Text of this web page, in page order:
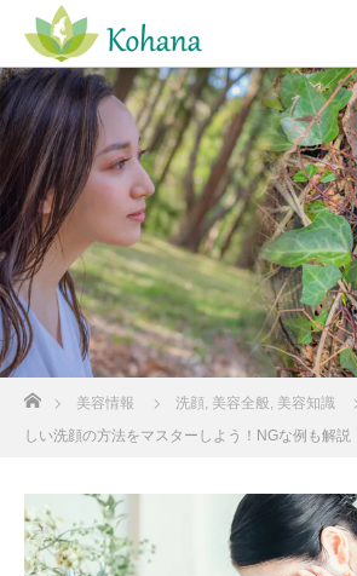
ホーム
美容情報 洗顔, 美容全般, 美容知識
しい洗顔の方法をマスターしよう！NGな例も解説